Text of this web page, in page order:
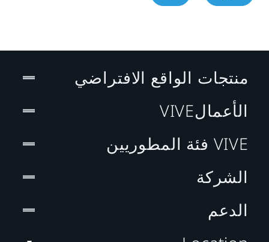
منتجات الواقع الافتراضي
الأعمالVIVE
VIVE فئة المطوريين
الشركة
الدعم